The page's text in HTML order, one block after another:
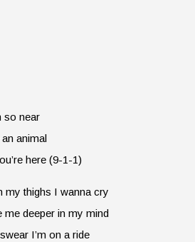
so near
animal
here (9-1-1)
my thighs I wanna cry
me deeper in my mind
I’m on a ride